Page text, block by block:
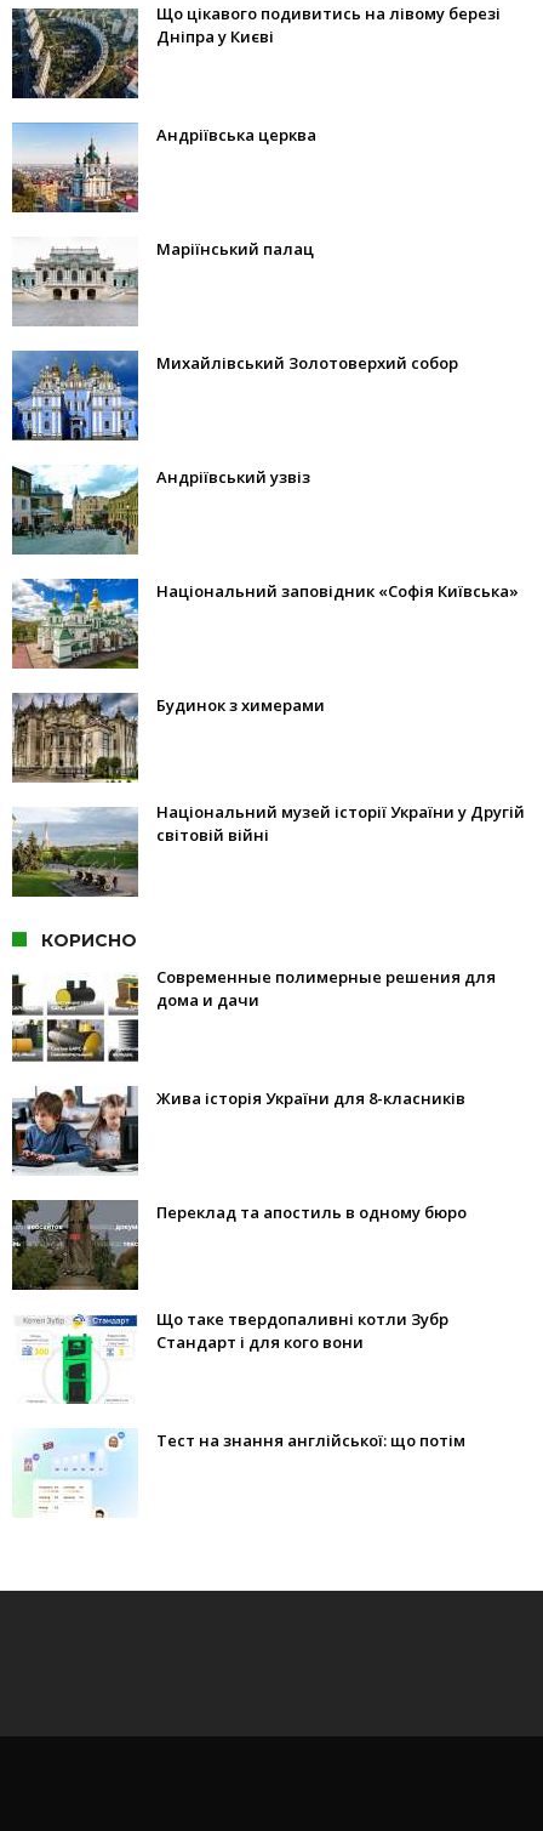
Що цікавого подивитись на лівому березі
Дніпра у Києві
Андріївська церква
Маріїнський палац
Михайлівський Золотоверхий собор
Андріївський узвіз
Національний заповідник «Софія Київська»
Будинок з химерами
Національний музей історії України у Другій
світовій війні
КОРИСНО
Современные полимерные решения для
дома и дачи
Жива історія України для 8-класників
Переклад та апостиль в одному бюро
Що таке твердопаливні котли Зубр
Стандарт і для кого вони
Тест на знання англійської: що потім